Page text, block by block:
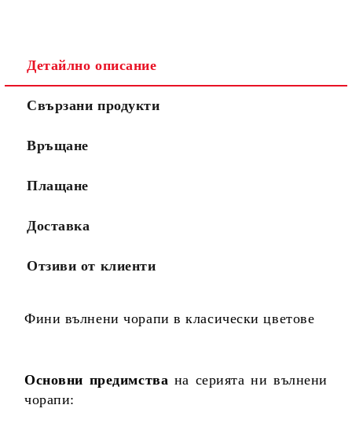
Детайлно описание
Свързани продукти
Връщане
Плащане
Доставка
Отзиви от клиенти
Фини вълнени чорапи в класически цветове
Основни предимства на серията ни вълнени
чорапи: